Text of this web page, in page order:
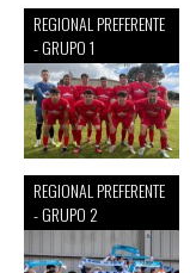
REGIONAL PREFERENTE
- GRUPO 1
REGIONAL PREFERENTE
- GRUPO 2